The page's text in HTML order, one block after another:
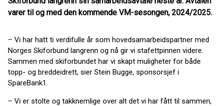
varer til og med den kommende VM-sesongen, 2024/2025.
– Vi har hatt ti verdifulle år som hovedsamarbeidspartner med
Norges Skiforbund langrenn og nå gir vi stafettpinnen videre.
Sammen med skiforbundet har vi skapt muligheter for både
topp- og breddeidrett, sier Stein Bugge, sponsorsjef i
SpareBank1.
– Vi er stolte og takknemlige over alt det vi har fått til sammen,